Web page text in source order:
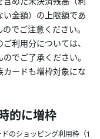
金額）の上限額であ
でご注意ください。
利用分については、
でご了承ください。
カードも増枠対象にな
的に増枠
のショッピング利用枠（1